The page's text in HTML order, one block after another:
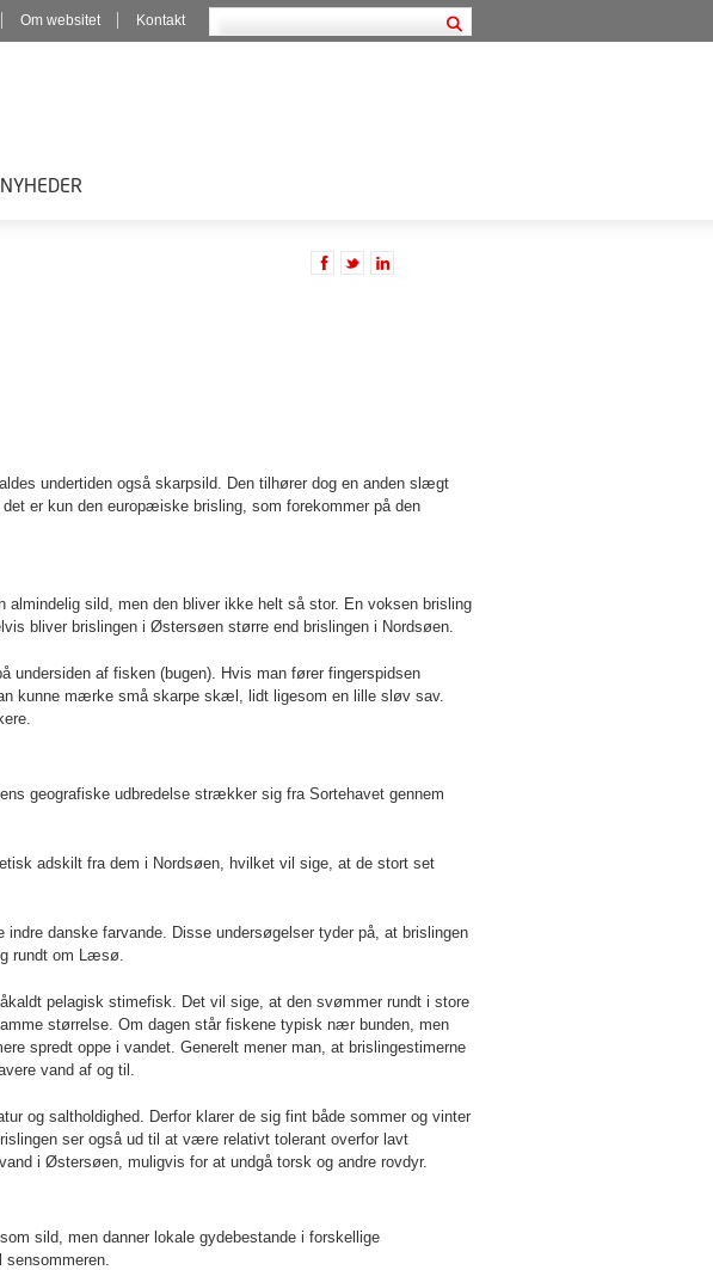
Om websitet Kontakt
NYHEDER
undertiden også skarpsild. Den tilhører dog en anden slægt
er kun den europæiske brisling, som forekommer på den
sild, men den bliver ikke helt så stor. En voksen brisling
bliver brislingen i Østersøen større end brislingen i Nordsøen.
undersiden af fisken (bugen). Hvis man fører fingerspidsen
kunne mærke små skarpe skæl, lidt ligesom en lille sløv sav.
geografiske udbredelse strækker sig fra Sortehavet gennem
adskilt fra dem i Nordsøen, hvilket vil sige, at de stort set
danske farvande. Disse undersøgelser tyder på, at brislingen
rundt om Læsø.
pelagisk stimefisk. Det vil sige, at den svømmer rundt i store
størrelse. Om dagen står fiskene typisk nær bunden, men
spredt oppe i vandet. Generelt mener man, at brislingestimerne
vand af og til.
og saltholdighed. Derfor klarer de sig fint både sommer og vinter
ser også ud til at være relativt tolerant overfor lavt
i Østersøen, muligvis for at undgå torsk og andre rovdyr.
sild, men danner lokale gydebestande i forskellige
sensommeren.